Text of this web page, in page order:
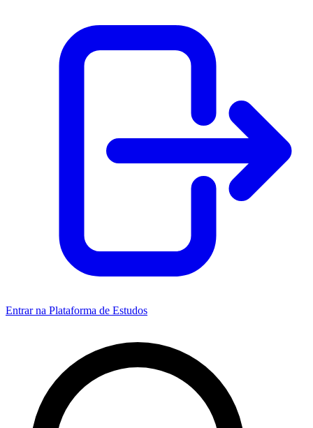
Entrar na Plataforma de Estudos